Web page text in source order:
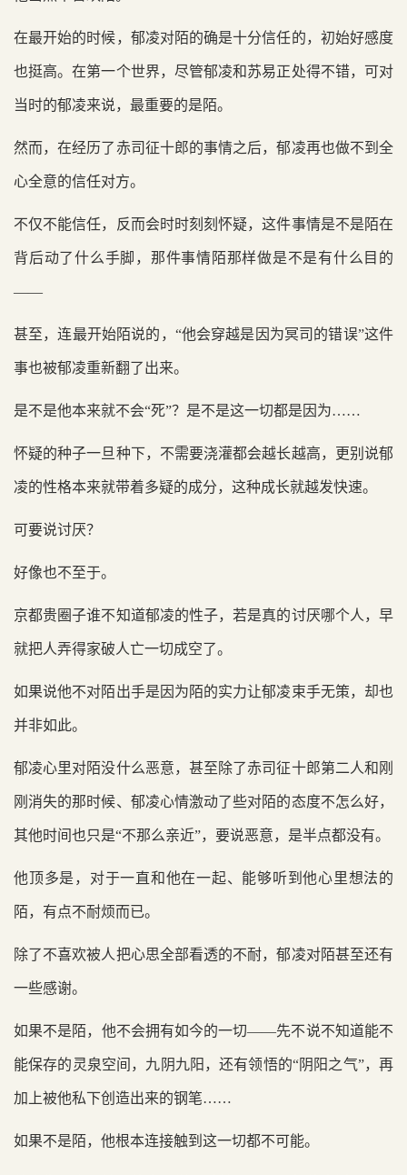
在最开始的时候，郁凌对陌的确是十分信任的，初始好感度
也挺高。在第一个世界，尽管郁凌和苏易正处得不错，可对
当时的郁凌来说，最重要的是陌。
然而，在经历了赤司征十郎的事情之后，郁凌再也做不到全
心全意的信任对方。
不仅不能信任，反而会时时刻刻怀疑，这件事情是不是陌在
背后动了什么手脚，那件事情陌那样做是不是有什么目的
——
甚至，连最开始陌说的，“他会穿越是因为冥司的错误”这件
事也被郁凌重新翻了出来。
是不是他本来就不会“死”？是不是这一切都是因为……
怀疑的种子一旦种下，不需要浇灌都会越长越高，更别说郁
凌的性格本来就带着多疑的成分，这种成长就越发快速。
可要说讨厌？
好像也不至于。
京都贵圈子谁不知道郁凌的性子，若是真的讨厌哪个人，早
就把人弄得家破人亡一切成空了。
如果说他不对陌出手是因为陌的实力让郁凌束手无策，却也
并非如此。
郁凌心里对陌没什么恶意，甚至除了赤司征十郎第二人和刚
刚消失的那时候、郁凌心情激动了些对陌的态度不怎么好，
其他时间也只是“不那么亲近”，要说恶意，是半点都没有。
他顶多是，对于一直和他在一起、能够听到他心里想法的
陌，有点不耐烦而已。
除了不喜欢被人把心思全部看透的不耐，郁凌对陌甚至还有
一些感谢。
如果不是陌，他不会拥有如今的一切——先不说不知道能不
能保存的灵泉空间，九阴九阳，还有领悟的“阴阳之气”，再
加上被他私下创造出来的钢笔……
如果不是陌，他根本连接触到这一切都不可能。